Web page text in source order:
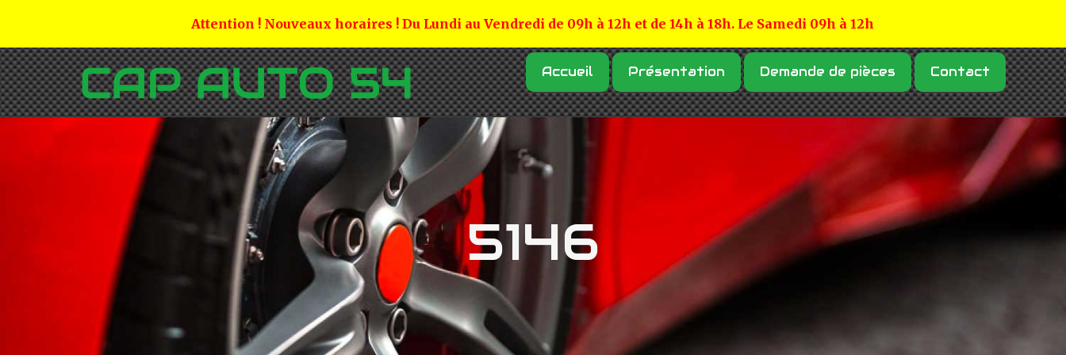
Attention ! Nouveaux horaires ! Du Lundi au Vendredi de 09h à 12h et de 14h à 18h. Le Samedi 09h à 12h
Accueil Présentation Demande de pièces Contact
5146